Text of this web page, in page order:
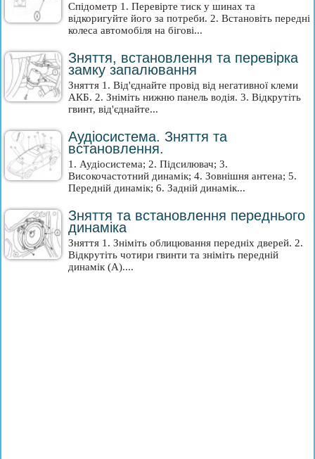
Спідометр 1. Перевірте тиск у шинах та
відкоригуйте його за потреби. 2. Встановіть передні
колеса автомобіля на бігові...
Зняття, встановлення та перевірка
замку запалювання
Зняття 1. Від'єднайте провід від негативної клеми
АКБ. 2. Зніміть нижню панель водія. 3. Відкрутіть
гвинт, від'єднайте...
Аудіосистема. Зняття та
встановлення.
1. Аудіосистема; 2. Підсилювач; 3.
Високочастотний динамік; 4. Зовнішня антена; 5.
Передній динамік; 6. Задній динамік...
Зняття та встановлення переднього
динаміка
Зняття 1. Зніміть облицювання передніх дверей. 2.
Відкрутіть чотири гвинти та зніміть передній
динамік (A)....